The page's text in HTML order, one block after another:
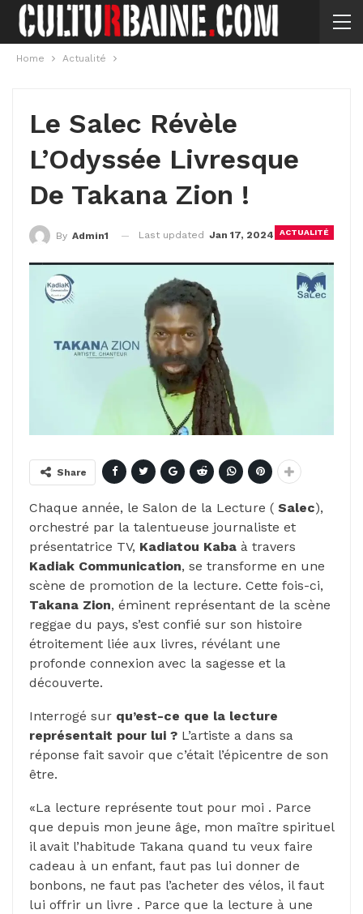
Home Actualité
Le Salec Révèle
L’Odyssée Livresque
De Takana Zion !
ACTUALITÉ
By Admin1 Last updated Jan 17, 2024
Share
Chaque année, le Salon de la Lecture ( Salec),
orchestré par la talentueuse journaliste et
présentatrice TV, Kadiatou Kaba à travers
Kadiak Communication, se transforme en une
scène de promotion de la lecture. Cette fois-ci,
Takana Zion, éminent représentant de la scène
reggae du pays, s’est confié sur son histoire
étroitement liée aux livres, révélant une
profonde connexion avec la sagesse et la
découverte.
Interrogé sur qu’est-ce que la lecture
représentait pour lui ? L’artiste a dans sa
réponse fait savoir que c’était l’épicentre de son
être.
«La lecture représente tout pour moi . Parce
que depuis mon jeune âge, mon maître spirituel
il avait l’habitude Takana quand tu veux faire
cadeau à un enfant, faut pas lui donner de
bonbons, ne faut pas l’acheter des vélos, il faut
lui offrir un livre . Parce que la lecture à une